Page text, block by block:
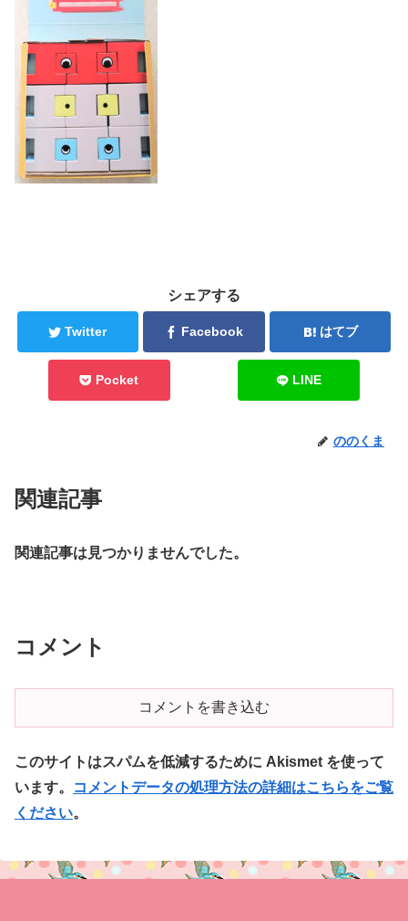
シェアする
Twitter Facebook はてブ
Pocket LINE
ののくま
関連記事
関連記事は見つかりませんでした。
コメント
コメントを書き込む
このサイトはスパムを低減するために Akismet を使って
います。
コメントデータの処理方法の詳細はこちらをご覧
ください。